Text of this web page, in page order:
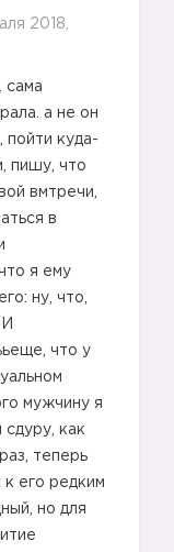
2018,
сама
а не он
пойти куда-
пишу, что
вмтречи,
в
я ему
ну, что,
И
что у
мужчину я
сдуру, как
теперь
к его редким
но для